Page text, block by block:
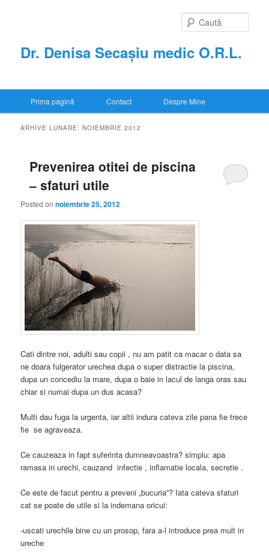
Dr. Denisa Secașiu medic O.R.L.
Prima pagină Contact Despre Mine
ARHIVE LUNARE:NOIEMBRIE 2012
Prevenirea otitei de piscina
– sfaturi utile
Posted onnoiembrie 25, 2012
Cati dintre noi, adulti sau copii , nu am patit ca macar o data sa
ne doara fulgerator urechea dupa o super distractie la piscina,
dupa un concediu la mare, dupa o baie in lacul de langa oras sau
chiar si numai dupa un dus acasa?
Multi dau fuga la urgenta, iar altii indura cateva zile pana fie trece
fie se agraveaza.
Ce cauzeaza in fapt suferinta dumneavoastra? simplu: apa
ramasa in urechi, cauzand infectie , inflamatie locala, secretie .
Ce este de facut pentru a preveni „bucuria”? Iata cateva sfaturi
cat se poate de utile si la indemana oricui:
-uscati urechile bine cu un prosop, fara a-l introduce prea mult in
ureche